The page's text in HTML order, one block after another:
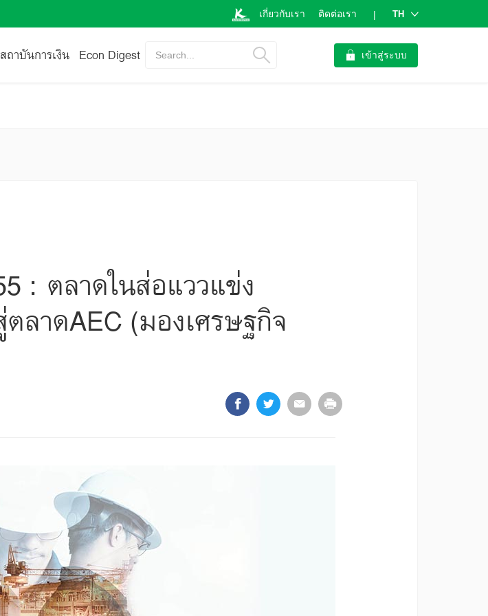
เกี่ยวกับเรา ติดต่อเรา | TH
ถาบันการเงิน Econ Digest Search... เข้าสู่ระบบ
: ตลาดในส่อแววแข่ง
ลาดAEC (มองเศรษฐกิจ